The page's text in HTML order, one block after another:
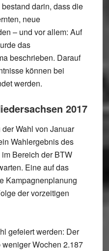
darin, dass die
neue
– und vor allem: Auf
das
beschrieben. Darauf
können bei
werden.
2017
Wahl von Januar
Wahlergebnis des
Bereich der BTW
Eine auf das
Kampagnenplanung
der vorzeitigen
gefeiert werden: Der
Wochen 2.187